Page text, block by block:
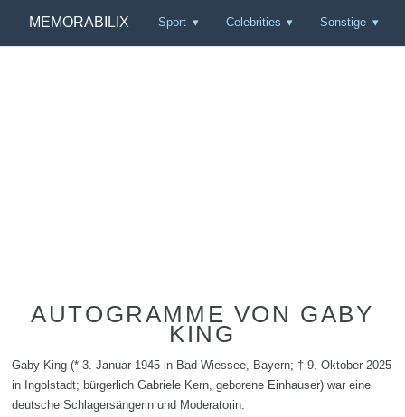
MEMORABILIX Sport Celebrities Sonstige
AUTOGRAMME VON GABY
KING
Gaby King (* 3. Januar 1945 in Bad Wiessee, Bayern; † 9. Oktober 2025
in Ingolstadt; bürgerlich Gabriele Kern, geborene Einhauser) war eine
deutsche Schlagersängerin und Moderatorin.